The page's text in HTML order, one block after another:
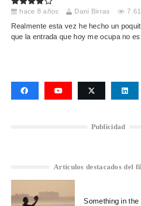
hace 8 años Dani Birras
Realmente esta vez he hecho un
que la entrada que hoy me ocupa no
Publicidad
Artículos destacados del
Something in the